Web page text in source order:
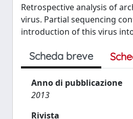
Retrospective analysis of
virus. Partial sequencing
introduction of this virus
Scheda breve
Anno di pubblicazione
2013
Rivista